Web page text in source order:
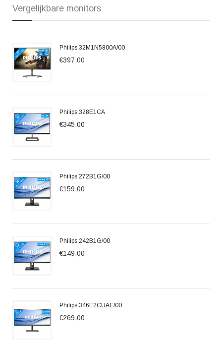
Vergelijkbare monitors
Philips 32M1N5800A/00
€397,00
Philips 328E1CA
€345,00
Philips 272B1G/00
€159,00
Philips 242B1G/00
€149,00
Philips 346E2CUAE/00
€269,00